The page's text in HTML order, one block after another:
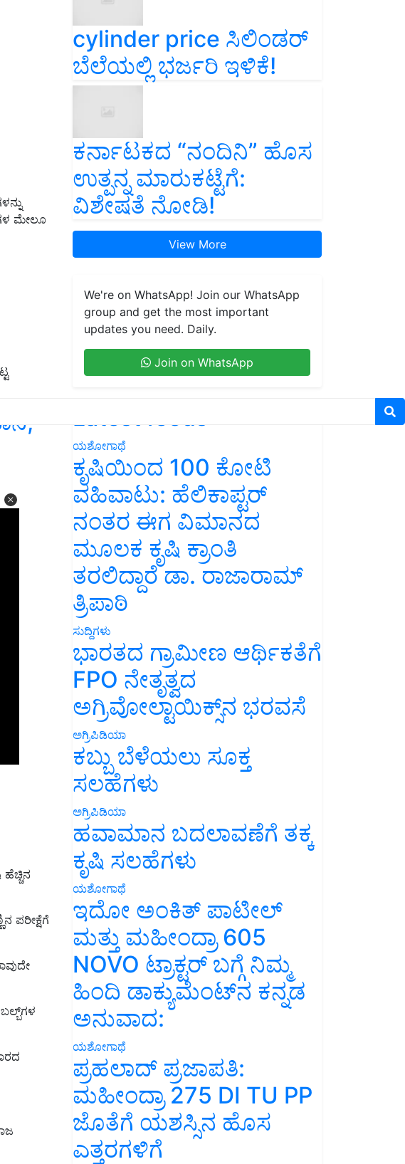
ಮೇಲೂ
cylinder price ಸಿಲಿಂಡರ್‌
ಬೆಲೆಯಲ್ಲಿ ಭರ್ಜರಿ ಇಳಿಕೆ!
ಕರ್ನಾಟಕದ “ನಂದಿನಿ” ಹೊಸ
ಉತ್ಪನ್ನ ಮಾರುಕಟ್ಟೆಗೆ:
ವಿಶೇಷತೆ ನೋಡಿ!
View More
We're on WhatsApp! Join our WhatsApp
group and get the most important
updates you need. Daily.
Join on WhatsApp
Latest feeds
ಯಶೋಗಾಥೆ
ಕೃಷಿಯಿಂದ 100 ಕೋಟಿ
ವಹಿವಾಟು: ಹೆಲಿಕಾಪ್ಟರ್
ನಂತರ ಈಗ ವಿಮಾನದ
ಮೂಲಕ ಕೃಷಿ ಕ್ರಾಂತಿ
ತರಲಿದ್ದಾರೆ ಡಾ. ರಾಜಾರಾಮ್
ತ್ರಿಪಾಠಿ
ಸುದ್ದಿಗಳು
ಭಾರತದ ಗ್ರಾಮೀಣ ಆರ್ಥಿಕತೆಗೆ
FPO ನೇತೃತ್ವದ
ಅಗ್ರಿವೋಲ್ಟಾಯಿಕ್ಸ್‌ನ ಭರವಸೆ
ಅಗ್ರಿಪಿಡಿಯಾ
ಕಬ್ಬು ಬೆಳೆಯಲು ಸೂಕ್ತ
ಸಲಹೆಗಳು
ಅಗ್ರಿಪಿಡಿಯಾ
ಹವಾಮಾನ ಬದಲಾವಣೆಗೆ ತಕ್ಕ
ಕೃಷಿ ಸಲಹೆಗಳು
ಯಶೋಗಾಥೆ
ಇದೋ ಅಂಕಿತ್ ಪಾಟೀಲ್
ಮತ್ತು ಮಹೀಂದ್ರಾ 605
NOVO ಟ್ರಾಕ್ಟರ್ ಬಗ್ಗೆ ನಿಮ್ಮ
ಹಿಂದಿ ಡಾಕ್ಯುಮೆಂಟ್‌ನ ಕನ್ನಡ
ಅನುವಾದ:
ಯಶೋಗಾಥೆ
ಪ್ರಹಲಾದ್ ಪ್ರಜಾಪತಿ:
ಮಹೀಂದ್ರಾ 275 DI TU PP
ಜೊತೆಗೆ ಯಶಸ್ಸಿನ ಹೊಸ
ಎತ್ತರಗಳಿಗೆ